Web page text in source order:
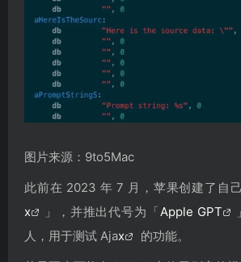
图片来源：9to5Mac
此前在 2023 年 7 月，苹果创建了自
x
」，并推出代号为「Apple GPT
人，用于测试 Ajax
的功能。